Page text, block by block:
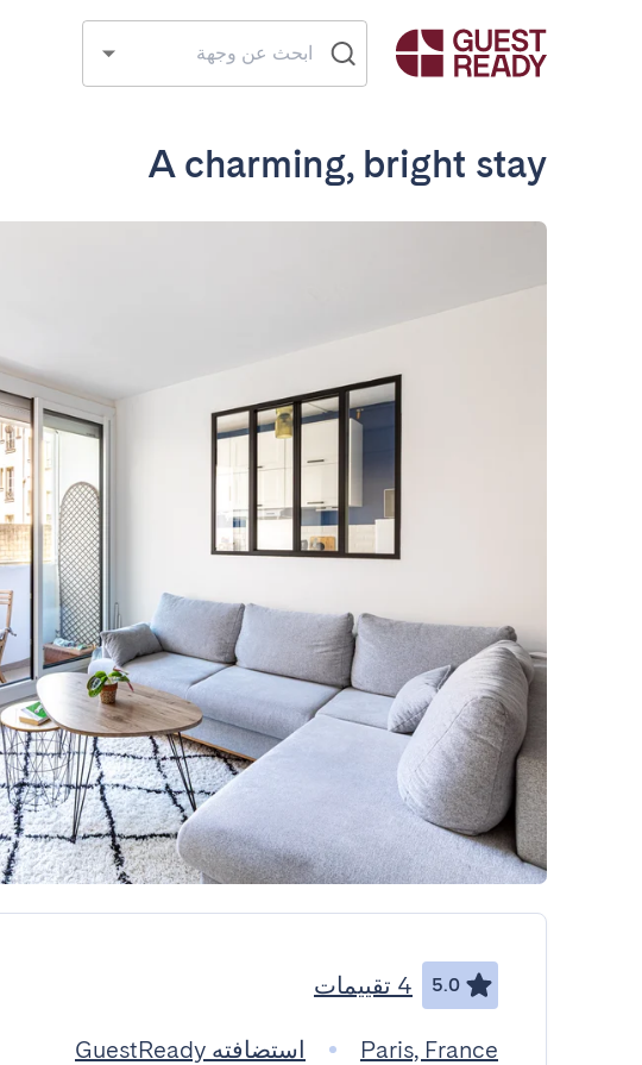
A charming, bright stay
5.0 4 تقييمات
Paris, France استضافته GuestReady